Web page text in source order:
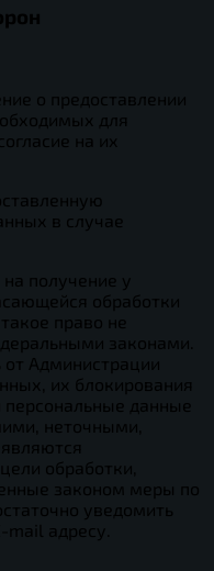
о предоставлении
для
на их
в случае
получение у
обработки
право не
законами.
от Администрации
их блокирования
персональные данные
неточными,
обработки,
законом меры по
уведомить
адресу.